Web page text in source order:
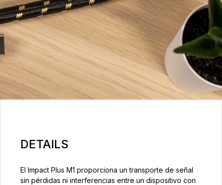
DETAILS
El Impact Plus M1 proporciona un transporte de señal
sin pérdidas ni interferencias entre un dispositivo con